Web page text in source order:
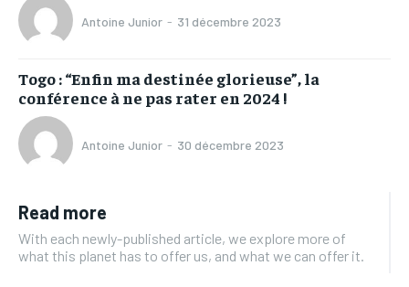
Antoine Junior - 31 décembre 2023
Togo : “Enfin ma destinée glorieuse”, la
conférence à ne pas rater en 2024 !
Antoine Junior - 30 décembre 2023
Read more
With each newly-published article, we explore more of
what this planet has to offer us, and what we can offer it.